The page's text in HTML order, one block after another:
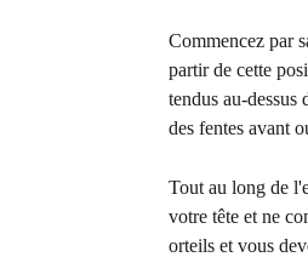
Commencez par
partir de cette
tendus au-
des fentes avant
Tout au long de
votre tête et ne
orteils et vous